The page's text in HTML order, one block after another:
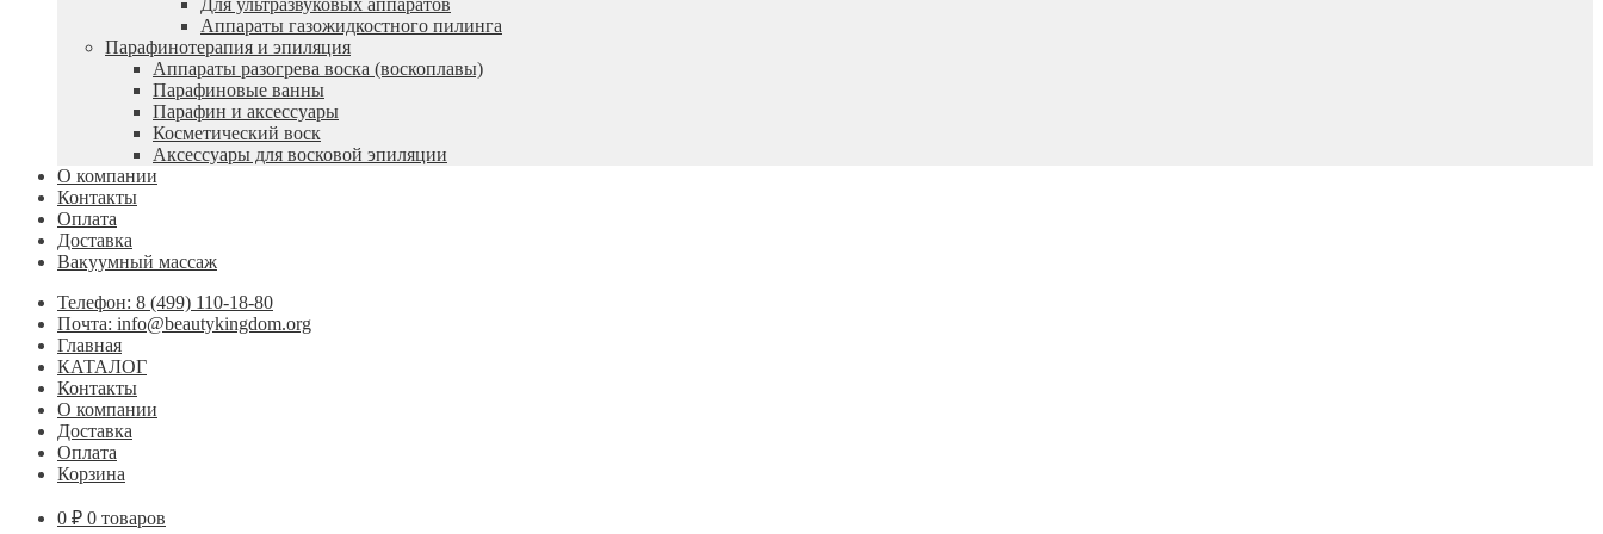
Для ультразвуковых аппаратов
Аппараты газожидкостного пилинга
Парафинотерапия и эпиляция
Аппараты разогрева воска (воскоплавы)
Парафиновые ванны
Парафин и аксессуары
Косметический воск
Аксессуары для восковой эпиляции
О компании
Контакты
Оплата
Доставка
Вакуумный массаж
Телефон: 8 (499) 110-18-80
Почта: info@beautykingdom.org
Главная
КАТАЛОГ
Контакты
О компании
Доставка
Оплата
Корзина
0 ₽ 0 товаров